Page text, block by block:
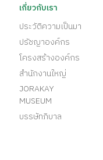
เกี่ยวกับเรา
ประวัติความเป็นมา
ปรัชญาองค์กร
โครงสร้างองค์กร
สำนักงานใหญ่
JORAKAY
MUSEUM
บรรษัทภิบาล